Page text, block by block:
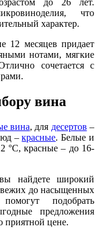
что
характер.
12 месяцев придает
нотами, мягкие
сочетается с
вина
вина, для десертов –
–красные. Белые и
°C, красные – до 16-
найдете широкий
до насыщенных
подобрать
предложения
приятной цене.